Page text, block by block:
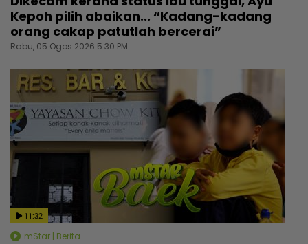
Kepoh pilih abaikan... “Kadang-kadang
orang cakap patutlah bercerai”
Rabu, 05 Ogos 2026 5:30 PM
11:32
mStar | Berita